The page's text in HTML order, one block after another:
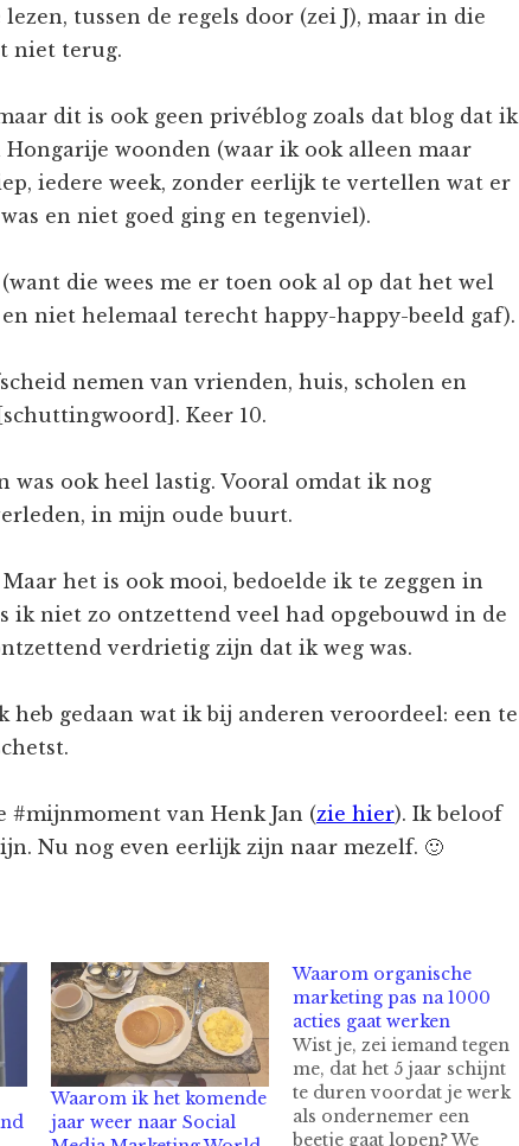
tussen de regels door (zei J), maar in die
niet terug.
dit is ook geen privéblog zoals dat blog dat ik
woonden (waar ik ook alleen maar
iedere week, zonder eerlijk te vertellen wat er
en niet goed ging en tegenviel).
die wees me er toen ook al op dat het wel
niet helemaal terecht happy-happy-beeld gaf).
nemen van vrienden, huis, scholen en
Keer 10.
was ook heel lastig. Vooral omdat ik nog
in mijn oude buurt.
het is ook mooi, bedoelde ik te zeggen in
ik niet zo ontzettend veel had opgebouwd in de
verdrietig zijn dat ik weg was.
heb gedaan wat ik bij anderen veroordeel: een te
#mijnmoment van Henk Jan (zie hier). Ik beloof
Nu nog even eerlijk zijn naar mezelf. 🙂
Waarom ik het komende
jaar weer naar Social
Waarom organische
marketing pas na 1000
acties gaat werken
Wist je, zei iemand tegen
me, dat het 5 jaar schijnt
te duren voordat je werk
als ondernemer een
beetje gaat lopen? We